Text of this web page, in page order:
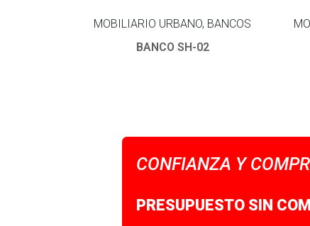
MOBILIARIO URBANO, BANCOS
BANCO SH-02
CONFIANZA Y
PRESUPUESTO SIN